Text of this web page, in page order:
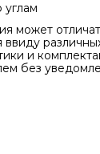
может
и
без